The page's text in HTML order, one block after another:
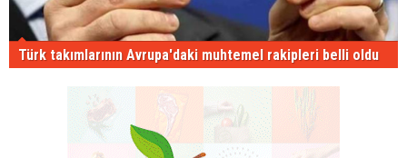
Türk takımlarının Avrupa'daki muhtemel rakipleri belli oldu